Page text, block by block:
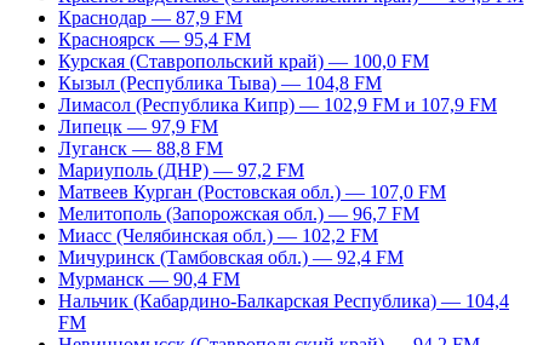
Краснодар — 87,9 FM
Красноярск — 95,4 FM
Курская (Ставропольский край) — 100,0 FM
Кызыл (Республика Тыва) — 104,8 FM
Лимасол (Республика Кипр) — 102,9 FM и 107,9 FM
Липецк — 97,9 FM
Луганск — 88,8 FM
Мариуполь (ДНР) — 97,2 FM
Матвеев Курган (Ростовская обл.) — 107,0 FM
Мелитополь (Запорожская обл.) — 96,7 FM
Миасс (Челябинская обл.) — 102,2 FM
Мичуринск (Тамбовская обл.) — 92,4 FM
Мурманск — 90,4 FM
Нальчик (Кабардино-Балкарская Республика) — 104,4
FM